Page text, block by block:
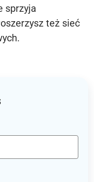
sprzyja
też sieć